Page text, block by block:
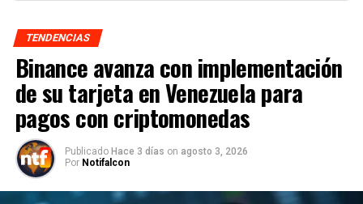
TENDENCIAS
Binance avanza con implementación
de su tarjeta en Venezuela para
pagos con criptomonedas
Publicado Hace 3 días on agosto 3, 2026
Por Notifalcon